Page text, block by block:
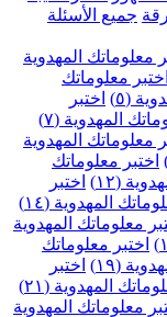
جميع الأسئلة
معلوماتك المهدوية
اختبر معلوماتك
(٥)
اختبر
المهدوية (٧)
معلوماتك المهدوية
اختبر معلوماتك
(١٢)
اختبر
المهدوية (١٤)
معلوماتك المهدوية
اختبر معلوماتك
(١٩)
اختبر
المهدوية (٢١)
معلوماتك المهدوية